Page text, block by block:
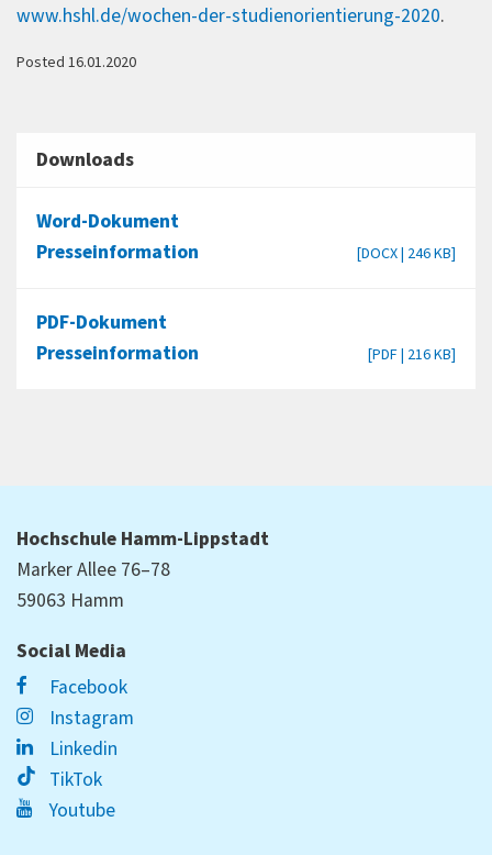
www.hshl.de/wochen-der-studienorientierung-2020.
Posted 16.01.2020
Downloads
Word-Dokument
Presseinformation
[DOCX | 246 KB]
PDF-Dokument
Presseinformation
[PDF | 216 KB]
Hochschule Hamm-Lippstadt
Marker Allee 76–78
59063 Hamm
Social Media
Facebook
Instagram
Linkedin
TikTok
Youtube